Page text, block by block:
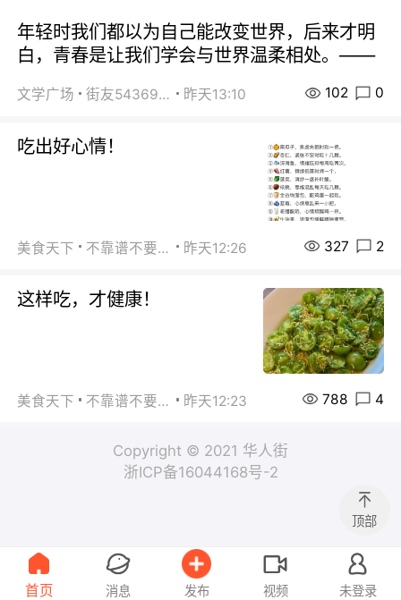
年轻时我们都以为自己能改变世界，后来才明
白，青春是让我们学会与世界温柔相处。——
文学广场 街友54369822 昨天13:10 102 0
吃出好心情！
美食天下 不靠谱不要联系 昨天12:26 327 2
这样吃，才健康！
美食天下 不靠谱不要联系 昨天12:23 788 4
Copyright © 2021 华人街
浙ICP备16044168号-2
顶部
首页 消息 发布 视频 未登录